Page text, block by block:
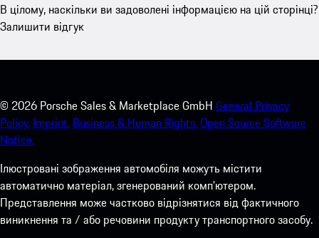
В цілому, наскільки ви задоволені інформацією на цій сторінці?
Залишити відгук
© 2026 Porsche Sales & Marketplace GmbH General Privacy
Policy. Imprint. Business & Human Rights.Open Source Software
Notice.
Ілюстровані зображення автомобіля можуть містити
автоматично матеріал, згенерований комп'ютером.
Представлення може частково відрізнятися від фактичного
виникнення та / або речовини продукту транспортного засобу.